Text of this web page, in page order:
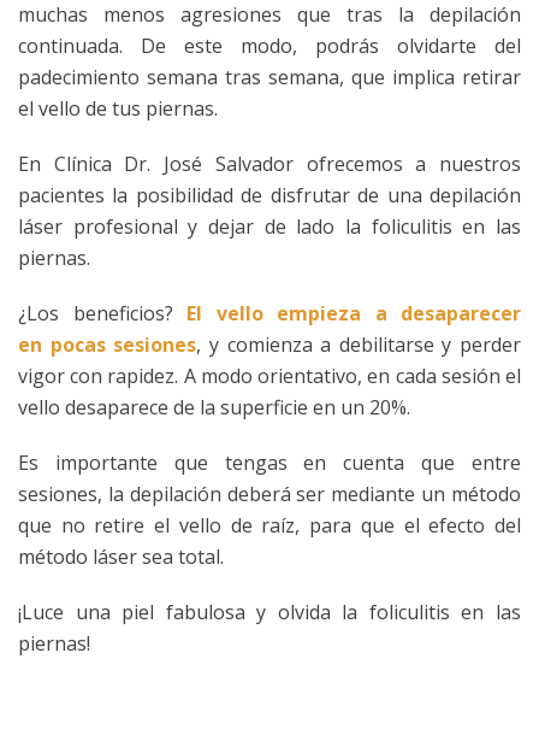
muchas menos agresiones que tras la depilación
continuada. De este modo, podrás olvidarte del
padecimiento semana tras semana, que implica retirar
el vello de tus piernas.
En Clínica Dr. José Salvador ofrecemos a nuestros
pacientes la posibilidad de disfrutar de una depilación
láser profesional y dejar de lado la foliculitis en las
piernas.
¿Los beneficios? El vello empieza a desaparecer
en pocas sesiones, y comienza a debilitarse y perder
vigor con rapidez. A modo orientativo, en cada sesión el
vello desaparece de la superficie en un 20%.
Es importante que tengas en cuenta que entre
sesiones, la depilación deberá ser mediante un método
que no retire el vello de raíz, para que el efecto del
método láser sea total.
¡Luce una piel fabulosa y olvida la foliculitis en las
piernas!